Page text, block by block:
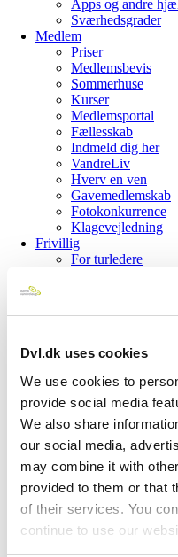
Dvl.dk uses cookies
We use cookies to
provide social media
We also share
our social media,
may combine it with
provided to them or that
of their services. You
continue to use our
Apps og andre
Sværhedsgrader
Medlem
Priser
Medlemsbevis
Sommerhuse
Kurser
Medlemsportal
Fællesskab
Indmeld dig her
VandreLiv
Hverv en ven
Gavemedlemskab
Fotokonkurrence
Klagevejledning
Frivillig
For turledere
Vejledning – web
GDPR-vejledning
Om os
Kontakt os
Sekretariatet
Priser
Nyhedsbreve
Mission, vision
Vedtægter